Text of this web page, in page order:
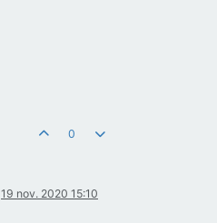
0
19 nov. 2020 15:10